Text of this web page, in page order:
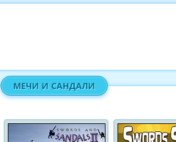
МЕЧИ И САНДАЛИ